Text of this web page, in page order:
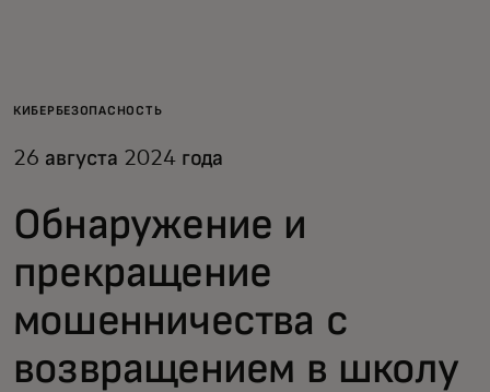
Для бизнеса
Для новаторов
Новости и тренды
КИБЕРБЕЗОПАСНОСТЬ
26 августа 2024 года
Обнаружение и
прекращение
мошенничества с
возвращением в школу